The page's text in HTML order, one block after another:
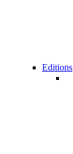
Editions